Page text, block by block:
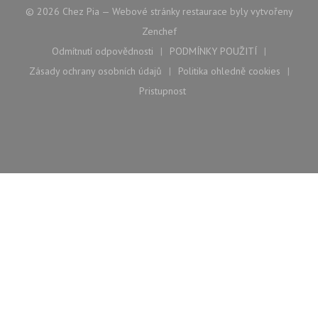
© 2026 Chez Pia — Webové stránky restaurace byly vytvořeny
Zenchef((otevře se v novém okně))
Odmítnutí odpovědnosti
((otevře se v novém okně))
PODMÍNKY POUŽITÍ
((otevře se v novém
Zásady ochrany osobních údajů
((otevře se v novém okně))
Politika ohledně cookies
((otevře se v
Pristupnost
((otevře se v novém okně))